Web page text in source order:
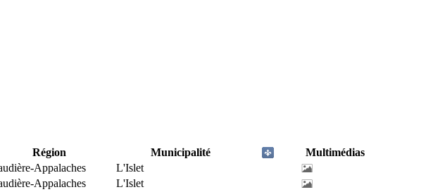
Région Municipalité
Multimédias
Appalaches
L'Islet
Appalaches
L'Islet